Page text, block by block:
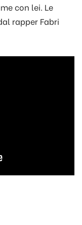
con lei. Le
rapper Fabri